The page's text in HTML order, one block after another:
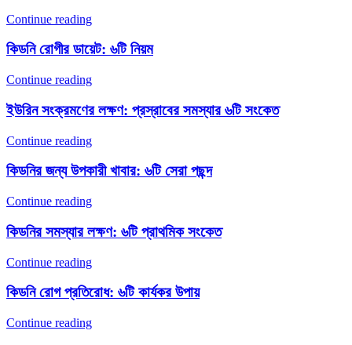
Continue reading
কিডনি রোগীর ডায়েট: ৬টি নিয়ম
Continue reading
ইউরিন সংক্রমণের লক্ষণ: প্রস্রাবের সমস্যার ৬টি সংকেত
Continue reading
কিডনির জন্য উপকারী খাবার: ৬টি সেরা পছন্দ
Continue reading
কিডনির সমস্যার লক্ষণ: ৬টি প্রাথমিক সংকেত
Continue reading
কিডনি রোগ প্রতিরোধ: ৬টি কার্যকর উপায়
Continue reading